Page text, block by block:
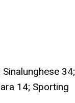
34;
14; Sporting